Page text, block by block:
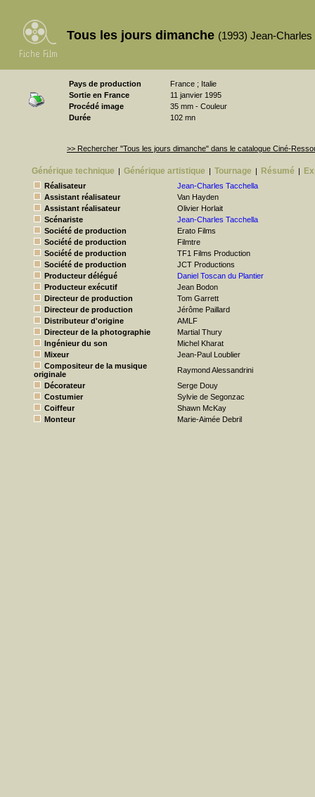
Tous les jours dimanche (1993) Jean-Charles
Pays de production
France ; Italie
Sortie en France
11 janvier 1995
Procédé image
35 mm - Couleur
Durée
102 mn
>> Rechercher "Tous les jours dimanche" dans le catalogue Ciné-
Générique technique | Générique artistique | Tournage | Résumé |
Réalisateur
Jean-Charles Tacchella
Assistant réalisateur
Van Hayden
Assistant réalisateur
Olivier Horlait
Scénariste
Jean-Charles Tacchella
Société de production
Erato Films
Société de production
Filmtre
Société de production
TF1 Films Production
Société de production
JCT Productions
Producteur délégué
Daniel Toscan du Plantier
Producteur exécutif
Jean Bodon
Directeur de production
Tom Garrett
Directeur de production
Jérôme Paillard
Distributeur d'origine
AMLF
Directeur de la photographie
Martial Thury
Ingénieur du son
Michel Kharat
Mixeur
Jean-Paul Loublier
Compositeur de la musique
originale
Raymond Alessandrini
Décorateur
Serge Douy
Costumier
Sylvie de Segonzac
Coiffeur
Shawn McKay
Monteur
Marie-Aimée Debril